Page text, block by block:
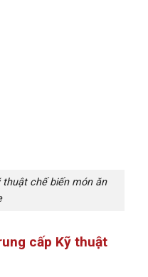
chế biến món ăn
cấp Kỹ thuật